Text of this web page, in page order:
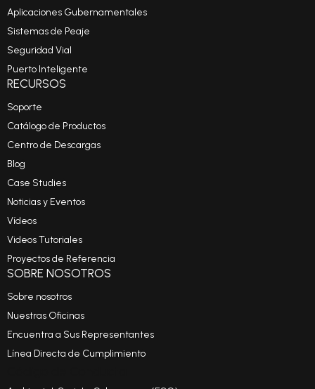
Aplicaciones Gubernamentales
Sistemas de Peaje
Seguridad Vial
Puerto Inteligente
RECURSOS
Soporte
Catálogo de Productos
Centro de Descargas
Blog
Case Studies
Noticias y Eventos
Vídeos
Videos Tutoriales
Proyectos de Referencia
SOBRE NOSOTROS
Sobre nosotros
Nuestras Oficinas
Encuentra a Sus Representantes
Línea Directa de Cumplimiento